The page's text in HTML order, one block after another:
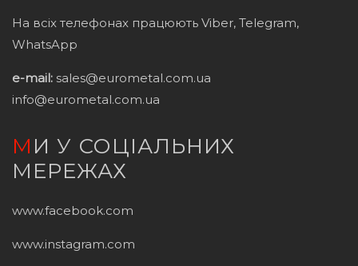
На всіх телефонах працюють Viber, Telegram,
WhatsApp
e-mail: sales@eurometal.com.ua
info@eurometal.com.ua
МИ У СОЦІАЛЬНИХ
МЕРЕЖАХ
www.facebook.com
www.instagram.com